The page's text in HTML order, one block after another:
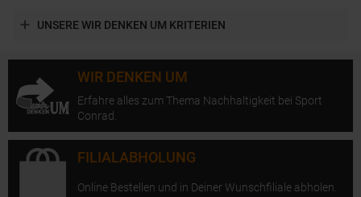
UNSERE WIR DENKEN UM KRITERIEN
WIR DENKEN UM
Erfahre alles zum Thema Nachhaltigkeit bei Sport
Conrad.
FILIALABHOLUNG
Online Bestellen und in Deiner Wunschfiliale abholen.